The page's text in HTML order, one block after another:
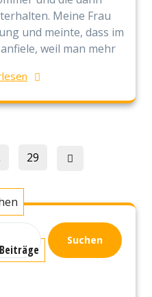
Meine Frau
und meinte, dass im
weil man mehr
Page
29
Suchen